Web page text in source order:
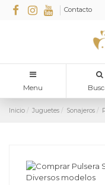
Contacto
Menu
Inicio Juguetes Sonajeros